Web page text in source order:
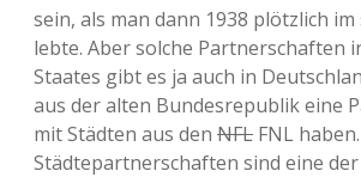
sein, als man dann 1938 plötzlich
lebte. Aber solche Partnerschaften
Staates gibt es ja auch in
aus der alten Bundesrepublik eine
mit Städten aus den NFL FNL haben.
Städtepartnerschaften sind eine der